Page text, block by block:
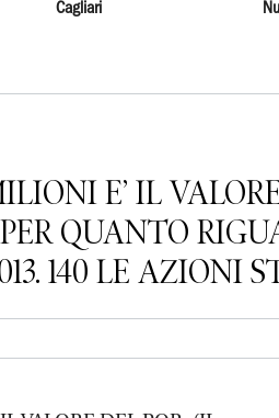
Cagliari
E’ IL
QUANTO
140 LE AZIONI